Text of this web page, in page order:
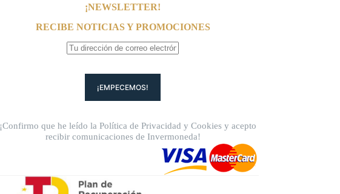
¡NEWSLETTER!
RECIBE NOTICIAS Y PROMOCIONES
¡Confirmo que he leído laPolítica de Privacidad yCookies y acepto
recibir comunicaciones de Invermoneda!